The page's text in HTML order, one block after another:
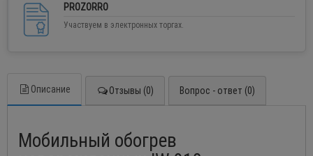
PROZORRO
Участвуем в электронных торгах.
Описание Отзывы (0) Вопрос - ответ (0)
Мобильный обогрев